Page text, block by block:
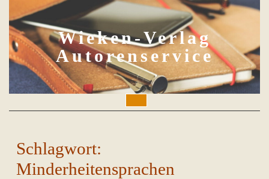
to
content
Wieken-Verlag
Autorenservice
Schlagwort:
Minderheitensprachen